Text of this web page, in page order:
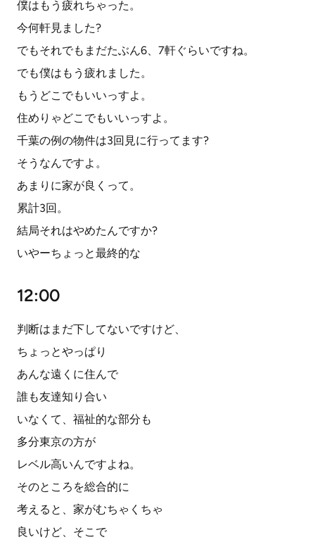
僕はもう疲れちゃった。
今何軒見ました?
でもそれでもまだたぶん6、7軒ぐらいですね。
でも僕はもう疲れました。
もうどこでもいいっすよ。
住めりゃどこでもいいっすよ。
千葉の例の物件は3回見に行ってます?
そうなんですよ。
あまりに家が良くって。
累計3回。
結局それはやめたんですか?
いやーちょっと最終的な
12:00
判断はまだ下してないですけど、
ちょっとやっぱり
あんな遠くに住んで
誰も友達知り合い
いなくて、福祉的な部分も
多分東京の方が
レベル高いんですよね。
そのところを総合的に
考えると、家がむちゃくちゃ
良いけど、そこで